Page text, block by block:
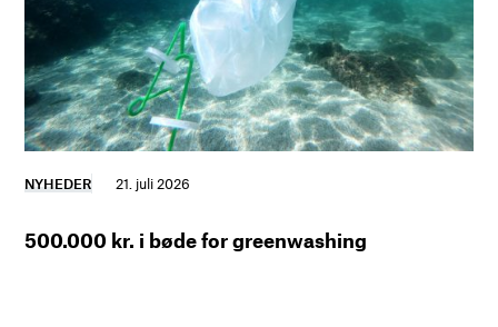
NYHEDER 21. juli 2026
500.000 kr. i bøde for greenwashing